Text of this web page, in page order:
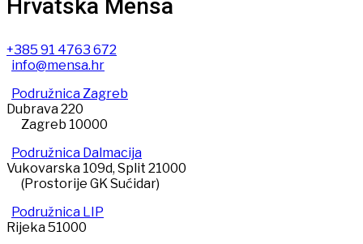
Hrvatska Mensa
+385 91 4763 672
info@mensa.hr
Podružnica Zagreb
Dubrava 220
Zagreb 10000
Podružnica Dalmacija
Vukovarska 109d, Split 21000
(Prostorije GK Sućidar)
Podružnica LIP
Rijeka 51000